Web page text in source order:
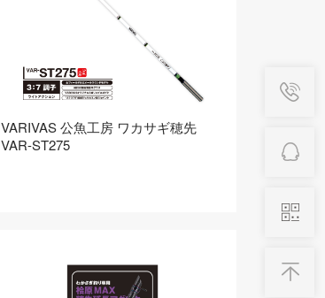
VARIVAS 公魚工房 ワカサギ穂先
VAR-ST275